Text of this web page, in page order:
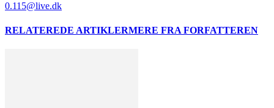
0.115@live.dk
RELATEREDE ARTIKLERMERE FRA FORFATTEREN